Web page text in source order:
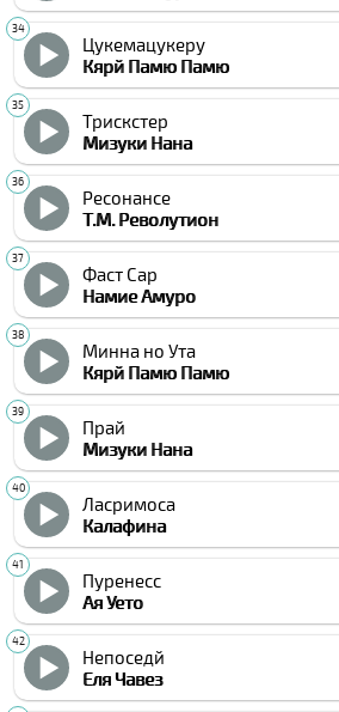
Цукемацукеру
Кярй Памю Памю
Триcкстер
Мизуки Нана
Ресонанcе
Т.М. Револутион
Фаст Cар
Намие Амуро
Минна но Ута
Кярй Памю Памю
Прай
Мизуки Нана
Лаcримоса
Калафина
Пуренесс
Ая Уето
Непоседй
Еля Чавез